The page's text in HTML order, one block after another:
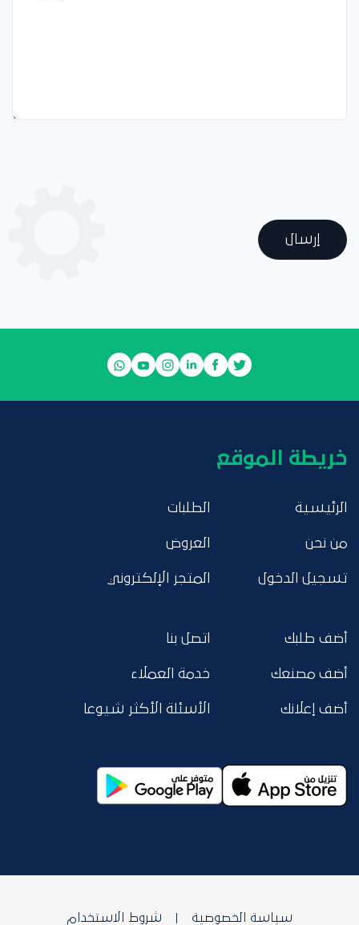
إرسال
خريطة الموقع
الرئيسية
من نحن
تسجيل الدخول
الطلبات
العروض
المتجر الإلكتروني
أضف طلبك
أضف مصنعك
أضف إعلانك
اتصل بنا
خدمة العملاء
الأسئلة الأكثر شيوعا
سياسة الخصوصية شروط الاستخدام